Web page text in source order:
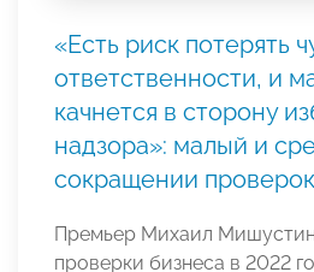
«Есть риск потерять
ответственности, и
качнется в сторону
надзора»: малый и
сокращении проверок
Премьер Михаил Мишустин
проверки бизнеса в 2022